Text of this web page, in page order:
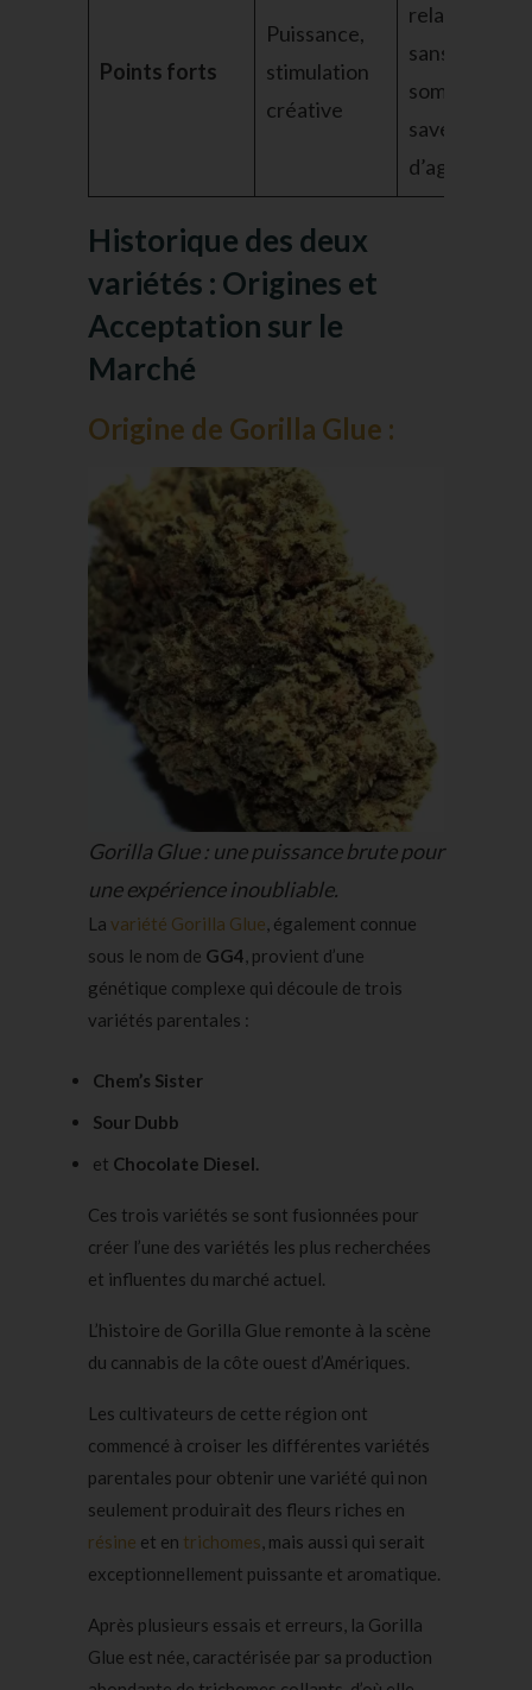
Points forts
Puissance,
stimulation
créative
relaxation
sans
somnolence,
saveur
d’agrumes.
Historique des deux
variétés : Origines et
Acceptation sur le
Marché
Origine de Gorilla Glue :
Gorilla Glue : une puissance brute pour
une expérience inoubliable.
La variété Gorilla Glue, également connue
sous le nom de GG4, provient d’une
génétique complexe qui découle de trois
variétés parentales :
Chem’s Sister
Sour Dubb
et Chocolate Diesel.
Ces trois variétés se sont fusionnées pour
créer l’une des variétés les plus recherchées
et influentes du marché actuel.
L’histoire de Gorilla Glue remonte à la scène
du cannabis de la côte ouest d’Amériques.
Les cultivateurs de cette région ont
commencé à croiser les différentes variétés
parentales pour obtenir une variété qui non
seulement produirait des fleurs riches en
résine et en trichomes, mais aussi qui serait
exceptionnellement puissante et aromatique.
Après plusieurs essais et erreurs, la Gorilla
Glue est née, caractérisée par sa production